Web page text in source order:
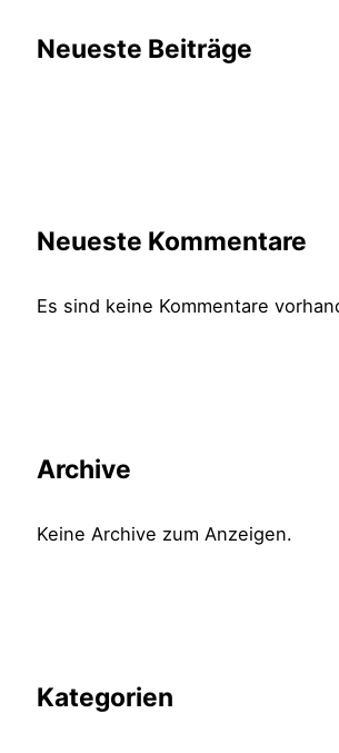
Neueste Beiträge
Neueste Kommentare
Es sind keine Kommentare
Archive
Keine Archive zum Anzeigen.
Kategorien